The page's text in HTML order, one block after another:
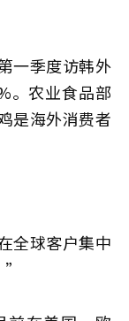
一季度访韩外
。农业食品部
是海外消费者
全球客户集中